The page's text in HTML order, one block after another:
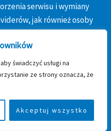
świadczyć usługi na
ze strony oznacza, że
Akceptuj wszystko
serwisu i wymiany
jak również osoby